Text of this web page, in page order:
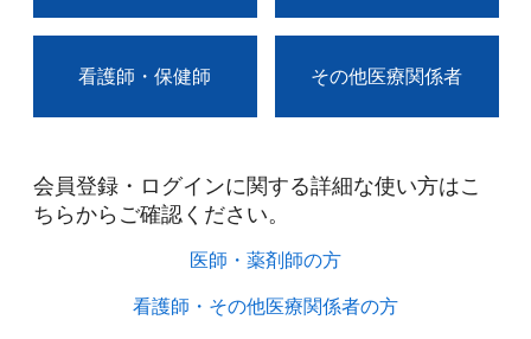
看護師・保健師 その他医療関係者
会員登録・ログインに関する詳細な使い方はこ
ちらからご確認ください。​
医師・薬剤師の方​
看護師・その他医療関係者の方​